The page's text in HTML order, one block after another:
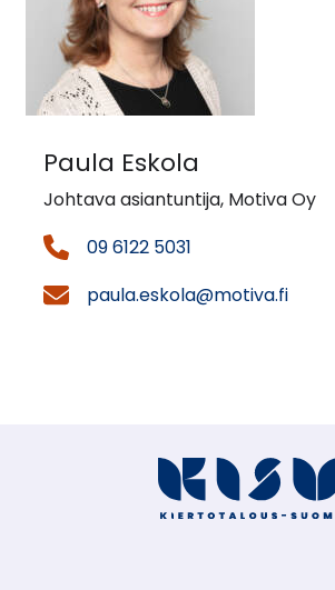
Paula Eskola
Johtava asiantuntija, Motiva Oy
09 6122 5031
paula.eskola@motiva.fi